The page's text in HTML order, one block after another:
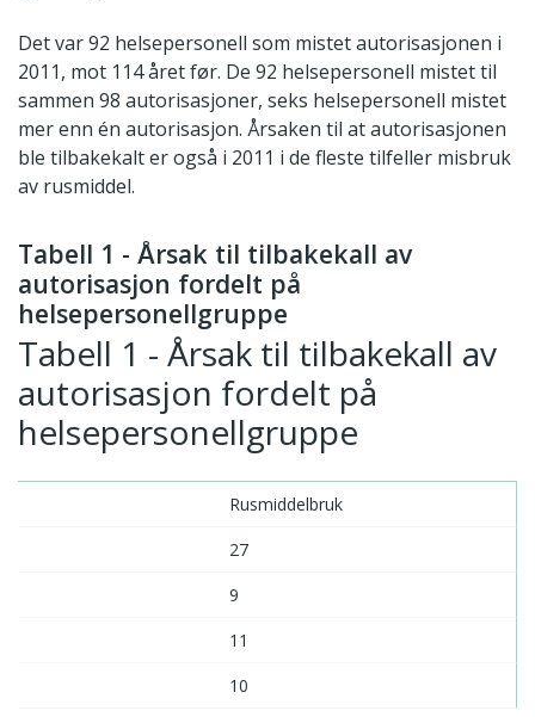
Det var 92 helsepersonell som mistet autorisasjonen i
2011, mot 114 året før. De 92 helsepersonell mistet til
sammen 98 autorisasjoner, seks helsepersonell mistet
mer enn én autorisasjon. Årsaken til at autorisasjonen
ble tilbakekalt er også i 2011 i de fleste tilfeller misbruk
av rusmiddel.
Tabell 1 - Årsak til tilbakekall av
autorisasjon fordelt på
helsepersonellgruppe
Tabell 1 - Årsak til tilbakekall av
autorisasjon fordelt på
helsepersonellgruppe
Rusmiddelbruk
27
9
11
10